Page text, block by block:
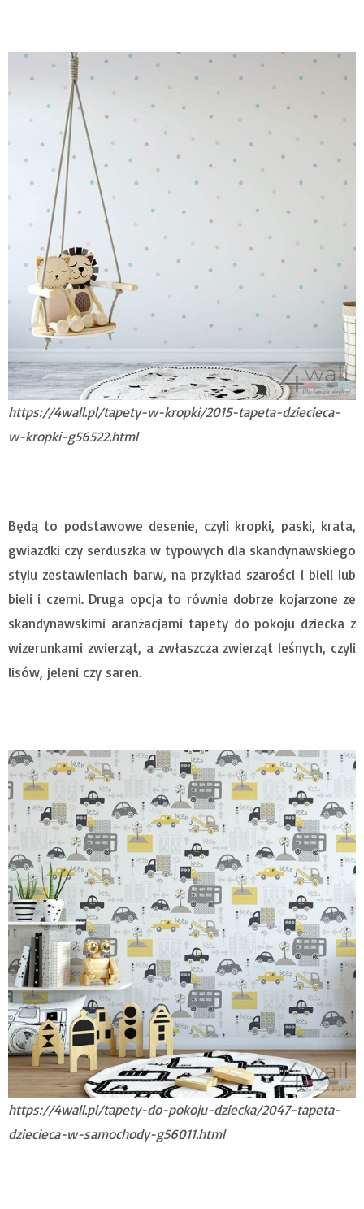
https://4wall.pl/tapety-w-kropki/2015-tapeta-dziecieca-
w-kropki-g56522.html
Będą to podstawowe desenie, czyli kropki, paski, krata,
gwiazdki czy serduszka w typowych dla skandynawskiego
stylu zestawieniach barw, na przykład szarości i bieli lub
bieli i czerni. Druga opcja to równie dobrze kojarzone ze
skandynawskimi aranżacjami tapety do pokoju dziecka z
wizerunkami zwierząt, a zwłaszcza zwierząt leśnych, czyli
lisów, jeleni czy saren.
https://4wall.pl/tapety-do-pokoju-dziecka/2047-tapeta-
dziecieca-w-samochody-g56011.html